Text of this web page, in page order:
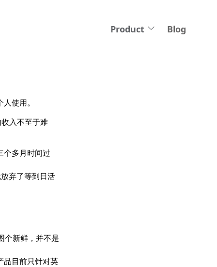
Product Blog
使用。
入不至于难
个多月时间过
弃了等到日活
个新鲜，并不是
品目前只针对英